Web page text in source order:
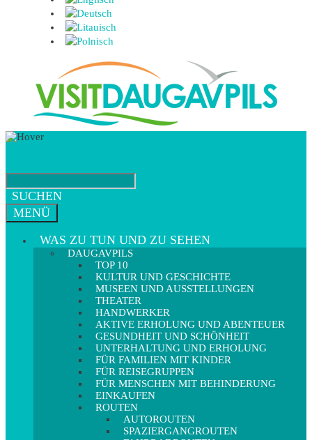
SUCHEN
MENÜ
WAS ZU TUN UND ZU SEHEN
DAUGAVPILS
TOP 10
KULTUR UND GESCHICHTE
MUSEEN UND AUSSTELLUNGEN
THEATER
HANDWERKER
AKTIVE ERHOLUNG UND ABENTEUER
GESUNDHEIT UND SCHÖNHEIT
UNTERHALTUNG UND ERHOLUNG
FÜR FAMILIEN MIT KINDER
FÜR REISEGRUPPEN
FÜR MENSCHEN MIT BEHINDERUNG
EINKAUFEN
ROUTEN
AUTOROUTEN
SPAZIERGANGROUTEN